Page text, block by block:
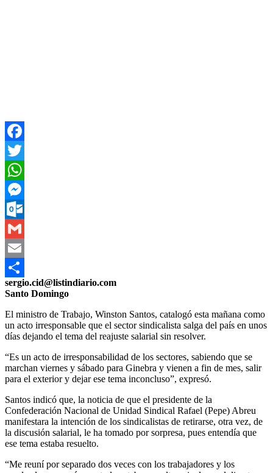
Facebook
Twitter
WhatsApp
Messenger
Outlook.com
Gmail
Email
Compartir
sergio.cid@listindiario.com
Santo Domingo
El ministro de Trabajo, Winston Santos, catalogó esta mañana como
un acto irresponsable que el sector sindicalista salga del país en unos
días dejando el tema del reajuste salarial sin resolver.
“Es un acto de irresponsabilidad de los sectores, sabiendo que se
marchan viernes y sábado para Ginebra y vienen a fin de mes, salir
para el exterior y dejar ese tema inconcluso”, expresó.
Santos indicó que, la noticia de que el presidente de la
Confederación Nacional de Unidad Sindical Rafael (Pepe) Abreu
manifestara la intención de los sindicalistas de retirarse, otra vez, de
la discusión salarial, le ha tomado por sorpresa, pues entendía que
ese tema estaba resuelto.
“Me reuní por separado dos veces con los trabajadores y los